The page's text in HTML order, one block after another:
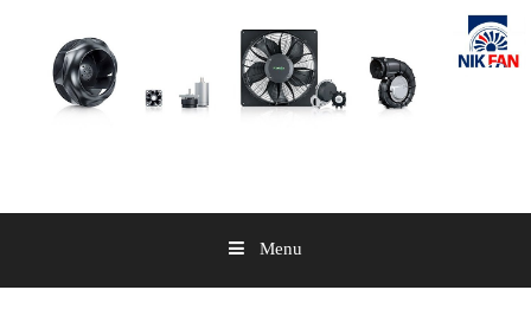
Skip
content
Menu